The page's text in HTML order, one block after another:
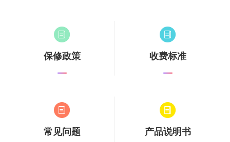
保修政策 收费标准
常见问题 产品说明书